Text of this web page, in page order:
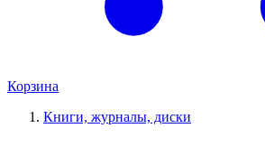
Корзина
Книги, журналы, диски